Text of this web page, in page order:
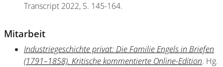
Transcript 2022, S. 145-164.
Mitarbeit
Industriegeschichte privat: Die Familie Engels in Briefen
(1791–1858). Kritische kommentierte Online-Edition. Hg.